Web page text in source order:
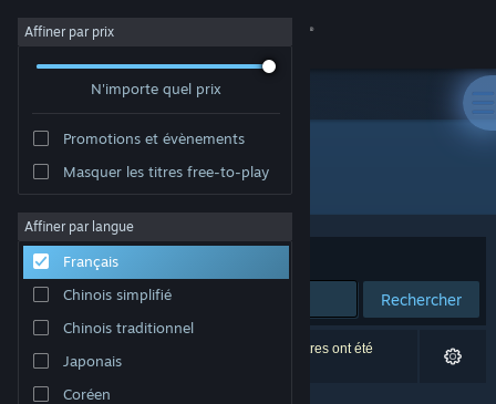
Se connecter
Magasin
À propos
Support
Changer la langue
Télécharger l'application mobile Steam
Affiner par prix
N'importe quel prix
Promotions et évènements
Masquer les titres free-to-play
Affiner par langue
Français
Chinois simplifié
Chinois traditionnel
Japonais
Coréen
Édition : POLYFOUNTAIN MEDIA LLC
Trier par Pertinence
Rechercher
0 résultats correspondent à votre recherche. 2 titres ont été
exclus selon vos préférences.